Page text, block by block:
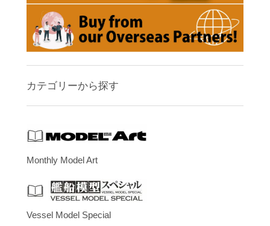
カテゴリーから探す
Monthly Model Art
Vessel Model Special